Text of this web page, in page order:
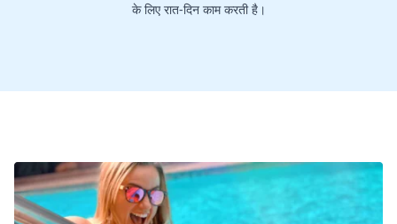
के लिए रात-दिन काम करती है।